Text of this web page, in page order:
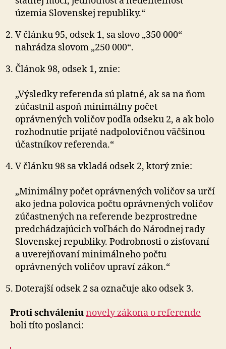
územia Slovenskej republiky.“
V článku 95, odsek 1, sa slovo „350 000“
nahrádza slovom „250 000“.
Článok 98, odsek 1, znie:
„Výsledky referenda sú platné, ak sa na ňom
zúčastnil aspoň minimálny počet
oprávnených voličov podľa odseku 2, a ak bolo
rozhodnutie prijaté nadpolovičnou väčšinou
účastníkov referenda.“
V článku 98 sa vkladá odsek 2, ktorý znie:
„Minimálny počet oprávnených voličov sa určí
ako jedna polovica počtu oprávnených voličov
zúčastnených na referende bezprostredne
predchádzajúcich voľbách do Národnej rady
Slovenskej republiky. Podrobnosti o zisťovaní
a uverejňovaní minimálneho počtu
oprávnených voličov upraví zákon.“
Doterajší odsek 2 sa označuje ako odsek 3.
Proti schváleniunovely zákona o referende
boli títo poslanci: